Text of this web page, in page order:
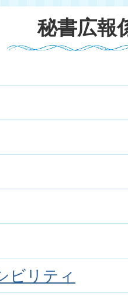
秘書広報
ビリティ